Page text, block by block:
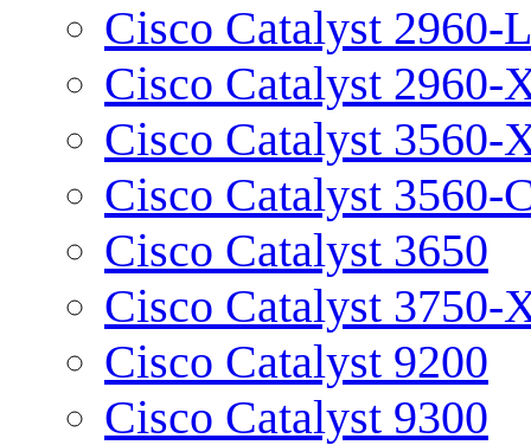
Cisco Catalyst 2960-L
Cisco Catalyst 2960-
Cisco Catalyst 3560-
Cisco Catalyst 3560-
Cisco Catalyst 3650
Cisco Catalyst 3750-
Cisco Catalyst 9200
Cisco Catalyst 9300